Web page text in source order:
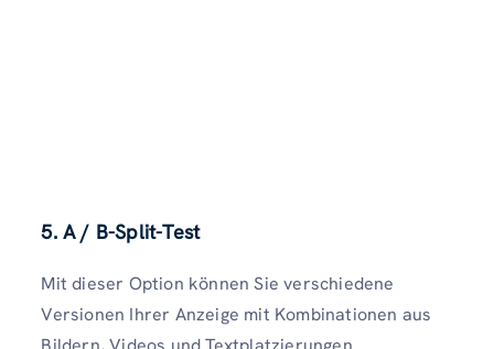
5. A / B-Split-Test
Mit dieser Option können Sie verschiedene
Versionen Ihrer Anzeige mit Kombinationen aus